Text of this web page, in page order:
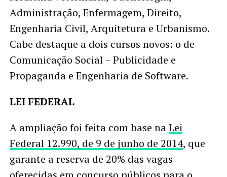
Administração, Enfermagem, Direito,
Engenharia Civil, Arquitetura e Urbanismo.
Cabe destaque a dois cursos novos: o de
Comunicação Social – Publicidade e
Propaganda e Engenharia de Software.
LEI FEDERAL
A ampliação foi feita com base naLei
Federal 12.990, de 9 de junho de 2014, que
garante a reserva de 20% das vagas